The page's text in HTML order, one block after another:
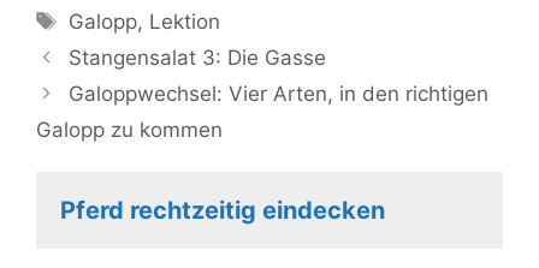
Schlagwörter
Galopp, Lektion
Stangensalat 3: Die Gasse
Galoppwechsel: Vier Arten, in den richtigen
Galopp zu kommen
Pferd rechtzeitig eindecken